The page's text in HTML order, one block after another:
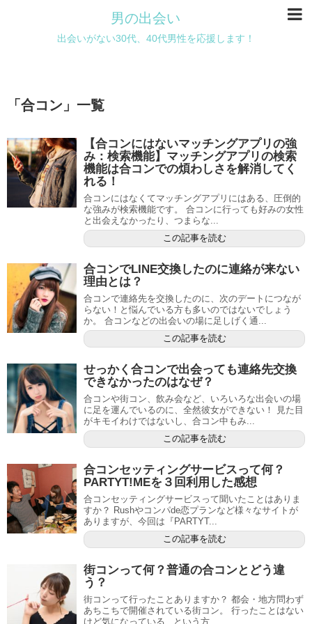
男の出会い
出会いがない30代、40代男性を応援します！
「 合コン 」 一覧
【合コンにはないマッチングアプリの強
み：検索機能】マッチングアプリの検索
機能は合コンでの煩わしさを解消してく
れる！
合コンにはなくてマッチングアプリにはある、圧倒的
な強みが検索機能です。 合コンに行っても好みの女性
と出会えなかったり、つまらな...
この記事を読む
合コンでLINE交換したのに連絡が来ない
理由とは？
合コンで連絡先を交換したのに、次のデートにつなが
らない！と悩んでいる方も多いのではないでしょう
か。 合コンなどの出会いの場に足しげく通...
この記事を読む
せっかく合コンで出会っても連絡先交換
できなかったのはなぜ？
合コンや街コン、飲み会など、いろいろな出会いの場
に足を運んでいるのに、全然彼女ができない！ 見た目
がキモイわけではないし、合コン中もみ...
この記事を読む
合コンセッティングサービスって何？
PARTYT!MEを３回利用した感想
合コンセッティングサービスって聞いたことはありま
すか？ Rushやコンパde恋プランなど様々なサイトが
ありますが、今回は『PARTYT...
この記事を読む
街コンって何？普通の合コンとどう違
う？
街コンって行ったことありますか？ 都会・地方問わず
あちこちで開催されている街コン。 行ったことはない
けど気になっている...という方...